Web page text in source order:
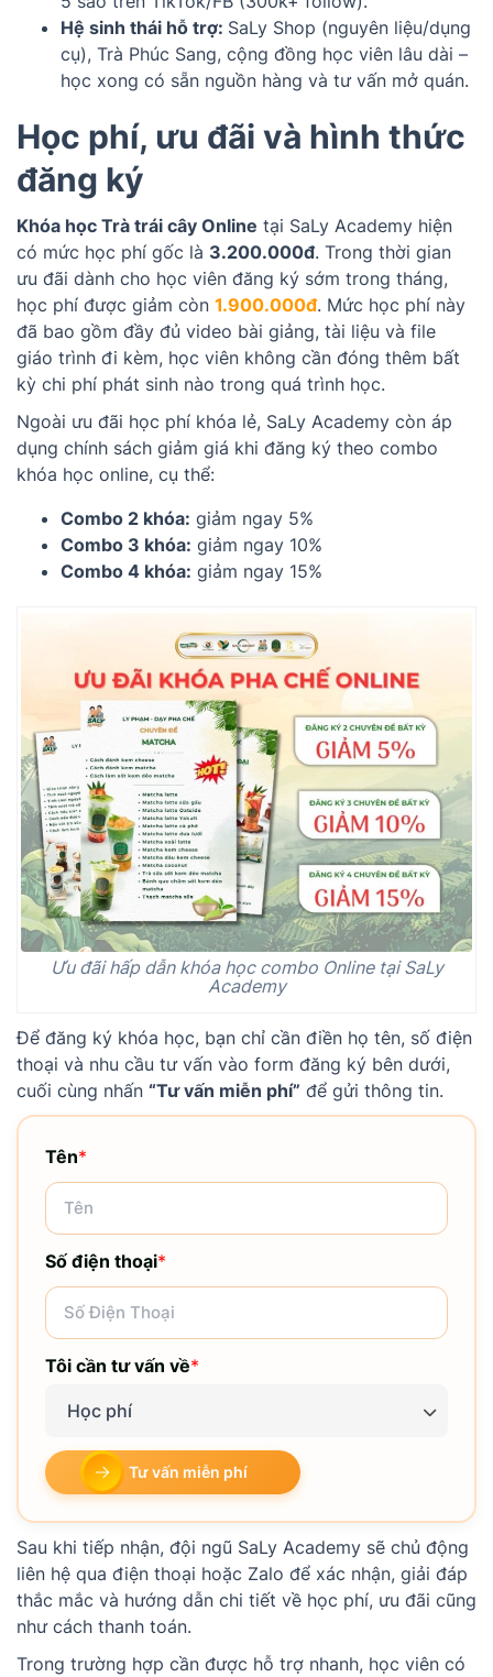
Hệ sinh thái hỗ trợ: SaLy Shop (nguyên liệu/dụng
cụ), Trà Phúc Sang, cộng đồng học viên lâu dài –
học xong có sẵn nguồn hàng và tư vấn mở quán.
Học phí, ưu đãi và hình thức
đăng ký
Khóa học Trà trái cây Online tại SaLy Academy hiện
có mức học phí gốc là 3.200.000đ. Trong thời gian
ưu đãi dành cho học viên đăng ký sớm trong tháng,
học phí được giảm còn 1.900.000đ. Mức học phí này
đã bao gồm đầy đủ video bài giảng, tài liệu và file
giáo trình đi kèm, học viên không cần đóng thêm bất
kỳ chi phí phát sinh nào trong quá trình học.
Ngoài ưu đãi học phí khóa lẻ, SaLy Academy còn áp
dụng chính sách giảm giá khi đăng ký theo combo
khóa học online, cụ thể:
Combo 2 khóa: giảm ngay 5%
Combo 3 khóa: giảm ngay 10%
Combo 4 khóa: giảm ngay 15%
Ưu đãi hấp dẫn khóa học combo Online tại SaLy
Academy
Để đăng ký khóa học, bạn chỉ cần điền họ tên, số điện
thoại và nhu cầu tư vấn vào form đăng ký bên dưới,
cuối cùng nhấn “Tư vấn miễn phí” để gửi thông tin.
Tên*
Số điện thoại*
Tôi cần tư vấn về*
Học phí
Tư vấn miễn phí
Sau khi tiếp nhận, đội ngũ SaLy Academy sẽ chủ động
liên hệ qua điện thoại hoặc Zalo để xác nhận, giải đáp
thắc mắc và hướng dẫn chi tiết về học phí, ưu đãi cũng
như cách thanh toán.
Trong trường hợp cần được hỗ trợ nhanh, học viên có